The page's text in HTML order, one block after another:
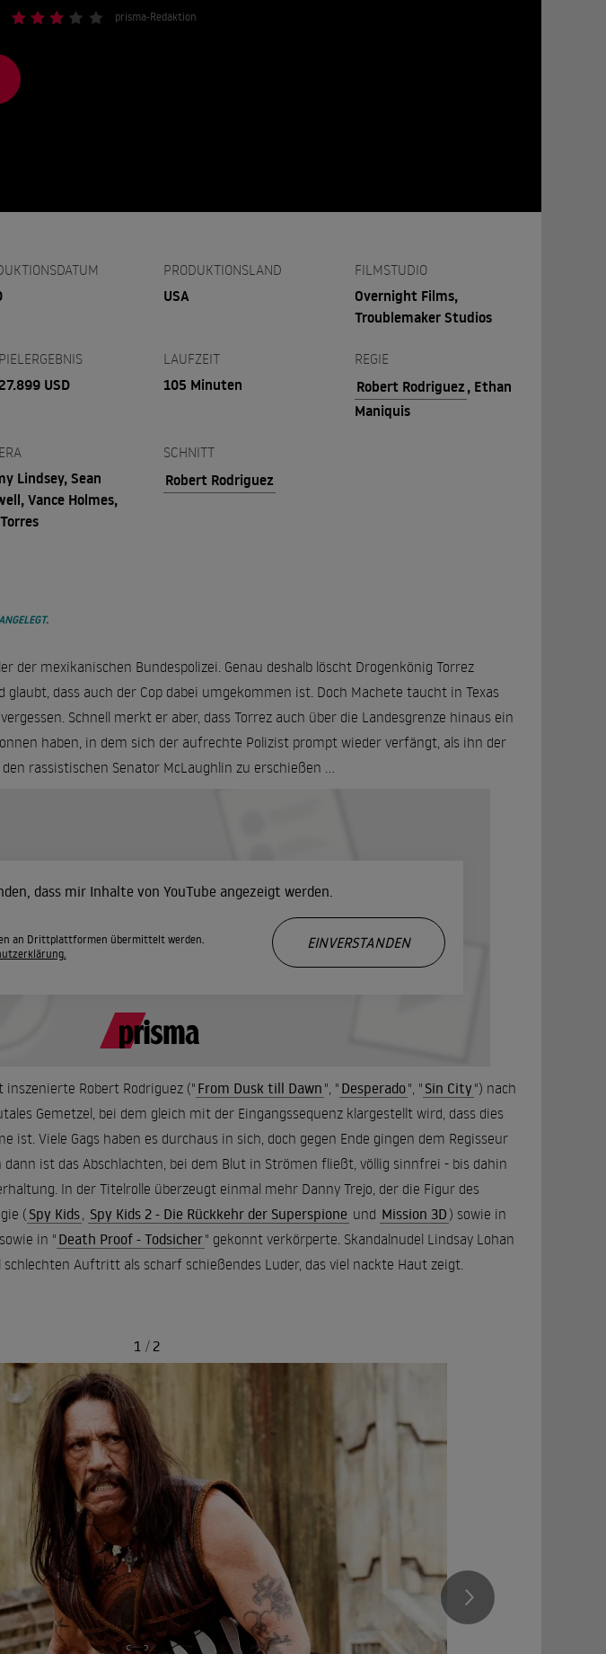
prisma-Redaktion
PRODUKTIONSLAND
USA
FILMSTUDIO
Overnight Films,
Troublemaker Studios
USD
LAUFZEIT
105 Minuten
REGIE
Robert Rodriguez, Ethan
Maniquis
Lindsey, Sean
Vance Holmes,
SCHNITT
Robert Rodriguez
der mexikanischen Bundespolizei. Genau deshalb löscht Drogenkönig Torrez
dass auch der Cop dabei umgekommen ist. Doch Machete taucht in Texas
Schnell merkt er aber, dass Torrez auch über die Landesgrenze hinaus ein
haben, in dem sich der aufrechte Polizist prompt wieder verfängt, als ihn der
rassistischen Senator McLaughlin zu erschießen ...
dass mir Inhalte von YouTube angezeigt werden.
an Drittplattformen übermittelt werden.
EINVERSTANDEN
Robert Rodriguez (" From Dusk till Dawn ", " Desperado", " Sin City ") nach
Gemetzel, bei dem gleich mit der Eingangssequenz klargestellt wird, dass dies
ist. Viele Gags haben es durchaus in sich, doch gegen Ende gingen dem Regisseur
ist das Abschlachten, bei dem Blut in Strömen fließt, völlig sinnfrei - bis dahin
In der Titelrolle überzeugt einmal mehr Danny Trejo, der die Figur des
( Spy Kids, Spy Kids 2 - Die Rückkehr der Superspione und Mission 3D ) sowie in
in " Death Proof - Todsicher" gekonnt verkörperte. Skandalnudel Lindsay Lohan
Auftritt als scharf schießendes Luder, das viel nackte Haut zeigt.
1 / 2